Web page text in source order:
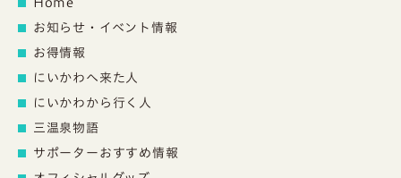
Home
お知らせ・イベント情報
お得情報
にいかわへ来た人
にいかわから行く人
三温泉物語
サポーターおすすめ情報